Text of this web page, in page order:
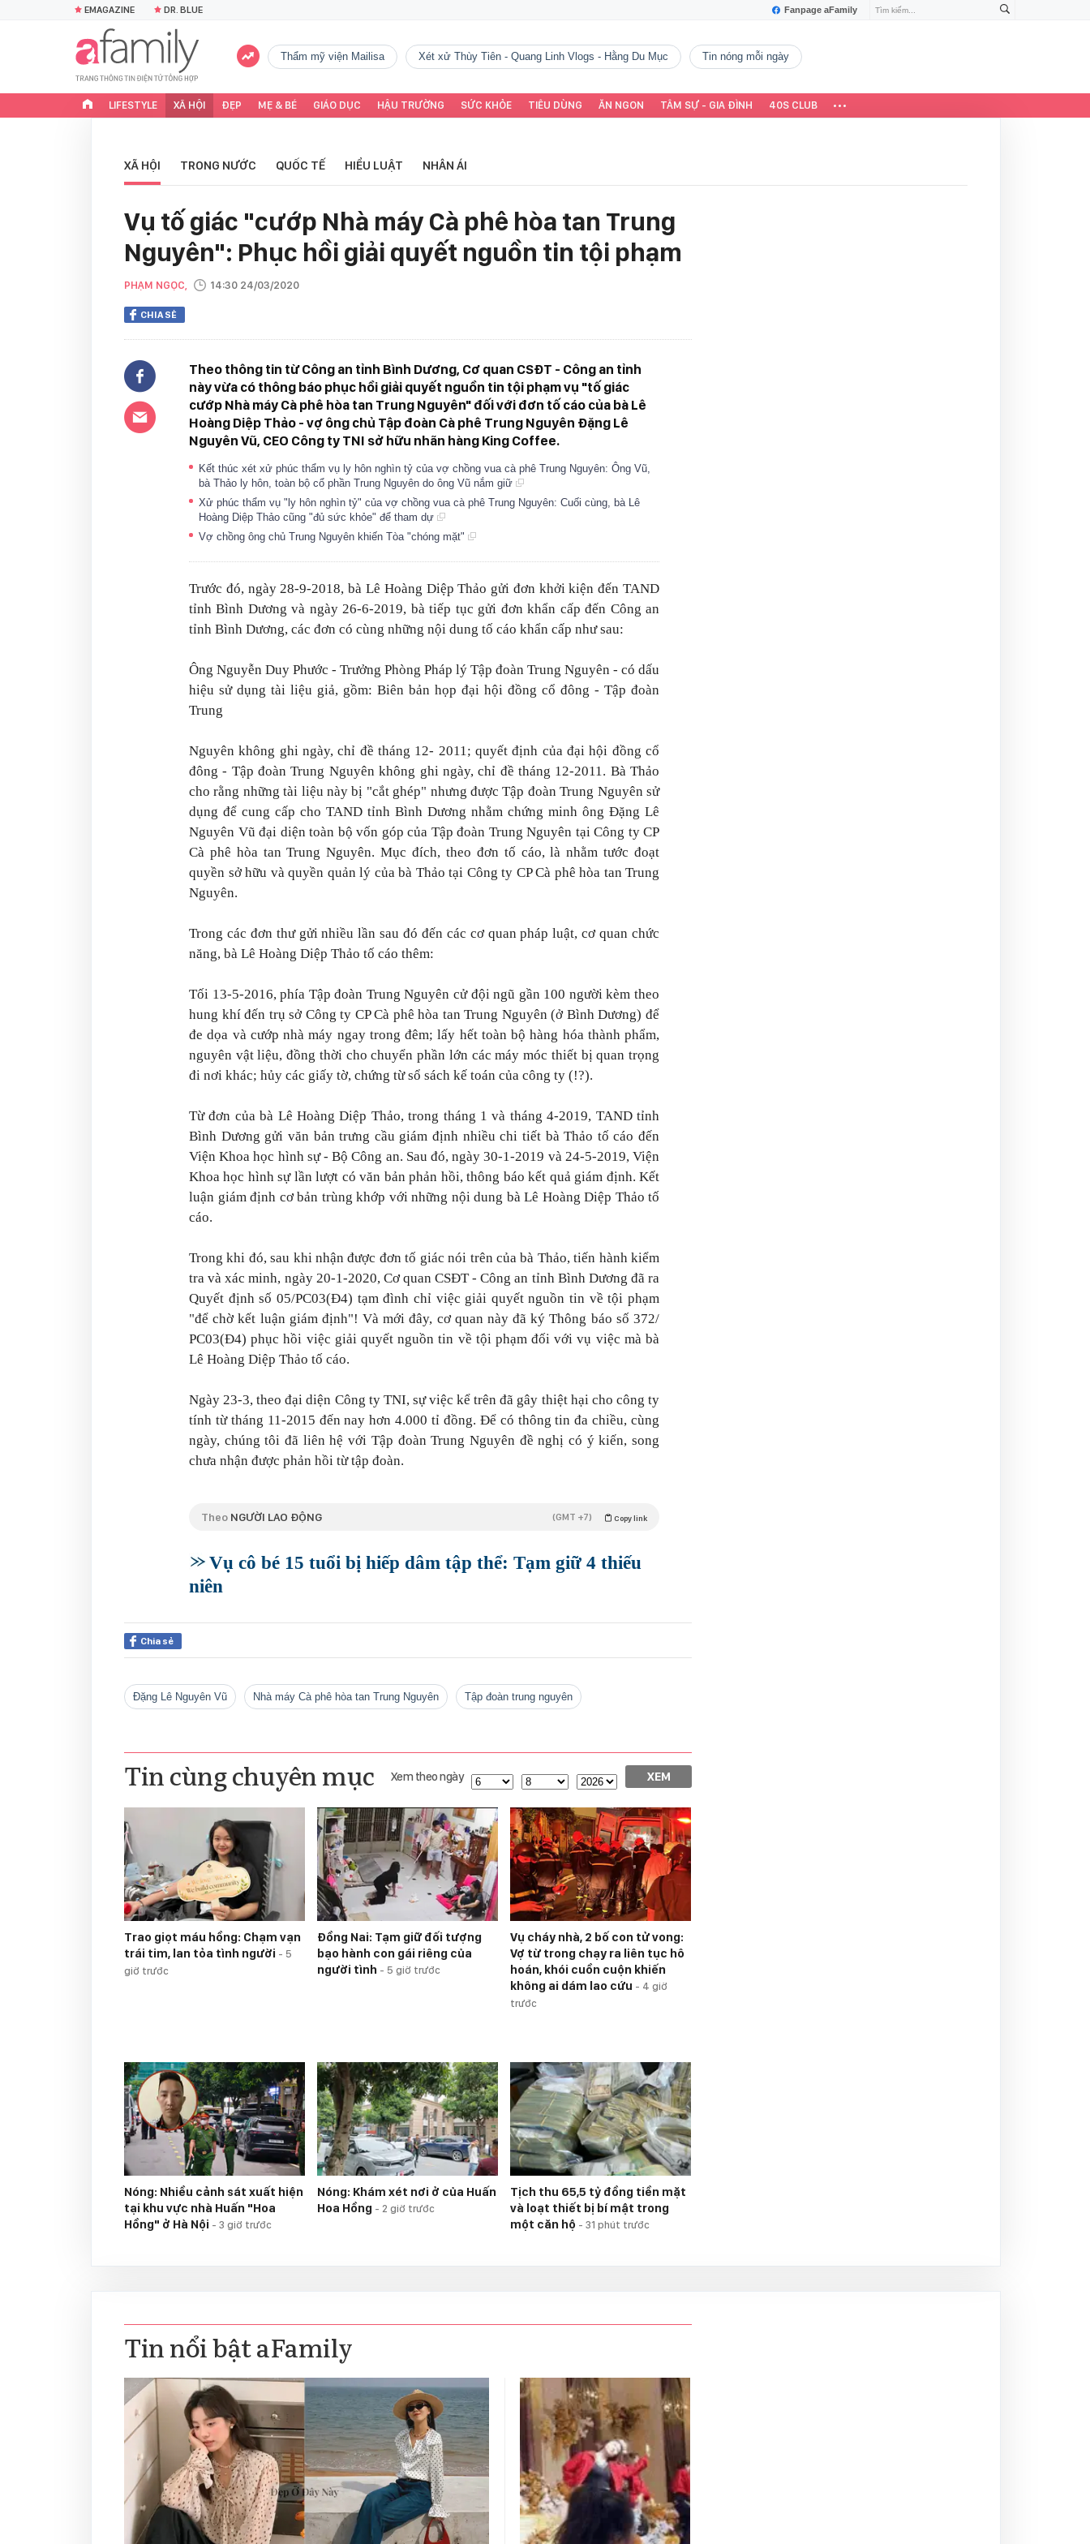
Fanpage aFamily
EMAGAZINE DR. BLUE
Thẩm mỹ viện Mailisa Xét xử Thùy Tiên - Quang Linh Vlogs - Hằng Du Mục tin nóng mỗi ngày
LIFESTYLE XÃ HỘI ĐẸP MẸ & BÉ GIÁO DỤC HẬU TRƯỜNG SỨC KHỎE TIÊU DÙNG ĂN NGON TÂM SỰ - GIA ĐÌNH 40S CLUB
XÃ HỘI TRONG NƯỚC QUỐC TẾ HIỂU LUẬT NHÂN ÁI
Vụ tố giác "cướp Nhà máy Cà phê hòa tan Trung
Nguyên": Phục hồi giải quyết nguồn tin tội phạm
PHẠM NGỌC, 14:30 24/03/2020
CHIA SẺ
Theo thông tin từ Công an tỉnh Bình Dương, Cơ quan CSĐT - Công an tỉnh
này vừa có thông báo phục hồi giải quyết nguồn tin tội phạm vụ "tố giác
cướp Nhà máy Cà phê hòa tan Trung Nguyên" đối với đơn tố cáo của bà Lê
Hoàng Diệp Thảo - vợ ông chủ Tập đoàn Cà phê Trung Nguyên Đặng Lê
Nguyên Vũ, CEO Công ty TNI sở hữu nhãn hàng King Coffee.
Kết thúc xét xử phúc thẩm vụ ly hôn nghìn tỷ của vợ chồng vua cà phê Trung Nguyên: Ông Vũ,
bà Thảo ly hôn, toàn bộ cổ phần Trung Nguyên do ông Vũ nắm giữ
Xử phúc thẩm vụ "ly hôn nghìn tỷ" của vợ chồng vua cà phê Trung Nguyên: Cuối cùng, bà Lê
Hoàng Diệp Thảo cũng "đủ sức khỏe" để tham dự
Vợ chồng ông chủ Trung Nguyên khiến Tòa "chóng mặt"
Trước đó, ngày 28-9-2018, bà Lê Hoàng Diệp Thảo gửi đơn khởi kiện đến TAND
tỉnh Bình Dương và ngày 26-6-2019, bà tiếp tục gửi đơn khẩn cấp đến Công an
tỉnh Bình Dương, các đơn có cùng những nội dung tố cáo khẩn cấp như sau:
Ông Nguyễn Duy Phước - Trưởng Phòng Pháp lý Tập đoàn Trung Nguyên - có dấu
hiệu sử dụng tài liệu giả, gồm: Biên bản họp đại hội đồng cổ đông - Tập đoàn
Trung
Nguyên không ghi ngày, chỉ đề tháng 12- 2011; quyết định của đại hội đồng cổ
đông - Tập đoàn Trung Nguyên không ghi ngày, chỉ đề tháng 12-2011. Bà Thảo
cho rằng những tài liệu này bị "cắt ghép" nhưng được Tập đoàn Trung Nguyên sử
dụng để cung cấp cho TAND tỉnh Bình Dương nhằm chứng minh ông Đặng Lê
Nguyên Vũ đại diện toàn bộ vốn góp của Tập đoàn Trung Nguyên tại Công ty CP
Cà phê hòa tan Trung Nguyên. Mục đích, theo đơn tố cáo, là nhằm tước đoạt
quyền sở hữu và quyền quản lý của bà Thảo tại Công ty CP Cà phê hòa tan Trung
Nguyên.
Trong các đơn thư gửi nhiều lần sau đó đến các cơ quan pháp luật, cơ quan chức
năng, bà Lê Hoàng Diệp Thảo tố cáo thêm:
Tối 13-5-2016, phía Tập đoàn Trung Nguyên cử đội ngũ gần 100 người kèm theo
hung khí đến trụ sở Công ty CP Cà phê hòa tan Trung Nguyên (ở Bình Dương) để
đe dọa và cướp nhà máy ngay trong đêm; lấy hết toàn bộ hàng hóa thành phẩm,
nguyên vật liệu, đồng thời cho chuyển phần lớn các máy móc thiết bị quan trọng
đi nơi khác; hủy các giấy tờ, chứng từ sổ sách kế toán của công ty (!?).
Từ đơn của bà Lê Hoàng Diệp Thảo, trong tháng 1 và tháng 4-2019, TAND tỉnh
Bình Dương gửi văn bản trưng cầu giám định nhiều chi tiết bà Thảo tố cáo đến
Viện Khoa học hình sự - Bộ Công an. Sau đó, ngày 30-1-2019 và 24-5-2019, Viện
Khoa học hình sự lần lượt có văn bản phản hồi, thông báo kết quả giám định. Kết
luận giám định cơ bản trùng khớp với những nội dung bà Lê Hoàng Diệp Thảo tố
cáo.
Trong khi đó, sau khi nhận được đơn tố giác nói trên của bà Thảo, tiến hành kiểm
tra và xác minh, ngày 20-1-2020, Cơ quan CSĐT - Công an tỉnh Bình Dương đã ra
Quyết định số 05/PC03(Đ4) tạm đình chỉ việc giải quyết nguồn tin về tội phạm
"để chờ kết luận giám định"! Và mới đây, cơ quan này đã ký Thông báo số 372/
PC03(Đ4) phục hồi việc giải quyết nguồn tin về tội phạm đối với vụ việc mà bà
Lê Hoàng Diệp Thảo tố cáo.
Ngày 23-3, theo đại diện Công ty TNI, sự việc kể trên đã gây thiệt hại cho công ty
tính từ tháng 11-2015 đến nay hơn 4.000 tỉ đồng. Để có thông tin đa chiều, cùng
ngày, chúng tôi đã liên hệ với Tập đoàn Trung Nguyên đề nghị có ý kiến, song
chưa nhận được phản hồi từ tập đoàn.
Theo NGƯỜI LAO ĐỘNG Copy link
(GMT +7)
Vụ cô bé 15 tuổi bị hiếp dâm tập thể: Tạm giữ 4 thiếu
niên
Chia sẻ
Đặng Lê Nguyên Vũ Nhà máy Cà phê hòa tan Trung Nguyên tập đoàn trung nguyên
Tin cùng chuyên mục Xem theo ngày XEM
Trao giọt máu hồng: Chạm vạn
trái tim, lan tỏa tình người - 5
giờ trước
Đồng Nai: Tạm giữ đối tượng
bạo hành con gái riêng của
người tình - 5 giờ trước
Vụ cháy nhà, 2 bố con tử vong:
Vợ từ trong chạy ra liên tục hô
hoán, khói cuồn cuộn khiến
không ai dám lao cứu - 4 giờ
trước
Nóng: Nhiều cảnh sát xuất hiện
tại khu vực nhà Huấn "Hoa
Hồng" ở Hà Nội - 3 giờ trước
Nóng: Khám xét nơi ở của Huấn
Hoa Hồng - 2 giờ trước
Tịch thu 65,5 tỷ đồng tiền mặt
và loạt thiết bị bí mật trong
một căn hộ - 31 phút trước
Tin nổi bật aFamily